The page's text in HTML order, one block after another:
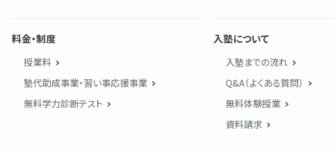
料金・制度
授業料
塾代助成事業・習い事応援事業
無料学力診断テスト
入塾について
入塾までの流れ
Q&A（よくある質問）
無料体験授業
資料請求